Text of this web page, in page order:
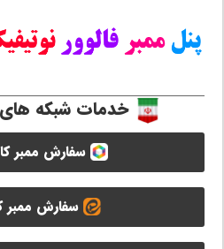
خدمات شبکه های
سفارش ممبر
سفارش ممبر